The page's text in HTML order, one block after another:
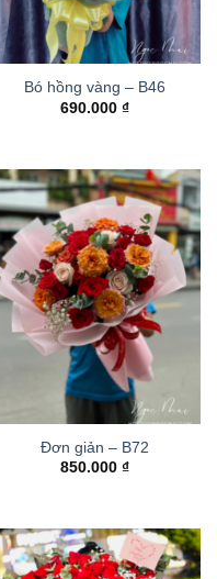
Bó hồng vàng – B46
690.000 ₫
Đơn giản – B72
850.000 ₫